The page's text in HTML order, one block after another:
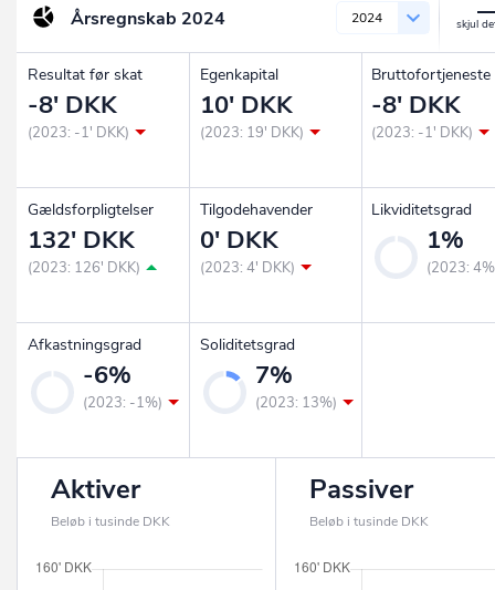
Årsregnskab 2024 2024
Resultat før skat
-8' DKK
(2023: -1' DKK)
Egenkapital
10' DKK
(2023: 19' DKK)
Bruttofortjeneste
-8' DKK
(2023: -1' DKK)
Gældsforpligtelser
132' DKK
(2023: 126' DKK)
Tilgodehavender
0' DKK
(2023: 4' DKK)
Likviditetsgrad
1%
(2023:
Afkastningsgrad
-6%
(2023: -1%)
Soliditetsgrad
7%
(2023: 13%)
Aktiver
Beløb i tusinde DKK
Passiver
Beløb i tusinde DKK